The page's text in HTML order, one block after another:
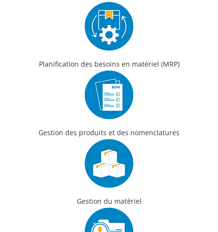
Planification des besoins en matériel (MRP)
Gestion des produits et des nomenclatures
Gestion du matériel